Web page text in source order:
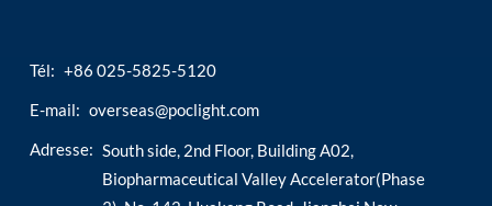
Tél: +86 025-5825-5120
E-mail: overseas@poclight.com
Adresse: South side, 2nd Floor, Building A02,
Biopharmaceutical Valley Accelerator(Phase